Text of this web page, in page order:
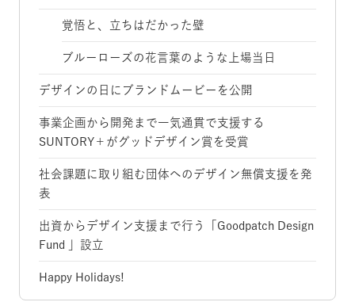
覚悟と、立ちはだかった壁
ブルーローズの花言葉のような上場当日
デザインの日にブランドムービーを公開
事業企画から開発まで一気通貫で支援する
SUNTORY＋がグッドデザイン賞を受賞
社会課題に取り組む団体へのデザイン無償支援を発
表
出資からデザイン支援まで行う「Goodpatch Design
Fund 」設立
Happy Holidays!